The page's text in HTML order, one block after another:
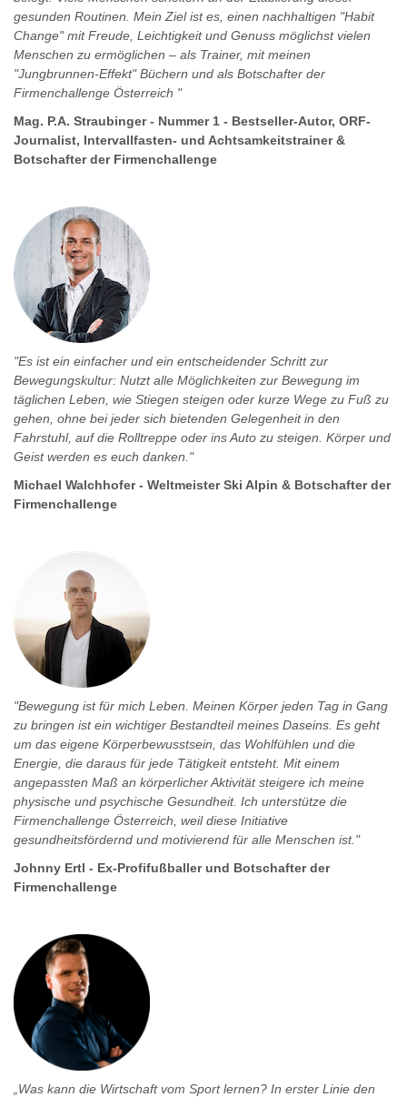
gesunden Routinen. Mein Ziel ist es, einen nachhaltigen "Habit
Change" mit Freude, Leichtigkeit und Genuss möglichst vielen
Menschen zu ermöglichen – als Trainer, mit meinen
"Jungbrunnen-Effekt" Büchern und als Botschafter der
Firmenchallenge Österreich "
Mag. P.A. Straubinger - Nummer 1 - Bestseller-Autor, ORF-
Journalist, Intervallfasten- und Achtsamkeitstrainer &
Botschafter der Firmenchallenge
"Es ist ein einfacher und ein entscheidender Schritt zur
Bewegungskultur: Nutzt alle Möglichkeiten zur Bewegung im
täglichen Leben, wie Stiegen steigen oder kurze Wege zu Fuß zu
gehen, ohne bei jeder sich bietenden Gelegenheit in den
Fahrstuhl, auf die Rolltreppe oder ins Auto zu steigen. Körper und
Geist werden es euch danken."
Michael Walchhofer - Weltmeister Ski Alpin & Botschafter der
Firmenchallenge
"Bewegung ist für mich Leben. Meinen Körper jeden Tag in Gang
zu bringen ist ein wichtiger Bestandteil meines Daseins. Es geht
um das eigene Körperbewusstsein, das Wohlfühlen und die
Energie, die daraus für jede Tätigkeit entsteht. Mit einem
angepassten Maß an körperlicher Aktivität steigere ich meine
physische und psychische Gesundheit. Ich unterstütze die
Firmenchallenge Österreich, weil diese Initiative
gesundheitsfördernd und motivierend für alle Menschen ist."
Johnny Ertl - Ex-Profifußballer und Botschafter der
Firmenchallenge
„Was kann die Wirtschaft vom Sport lernen? In erster Linie den